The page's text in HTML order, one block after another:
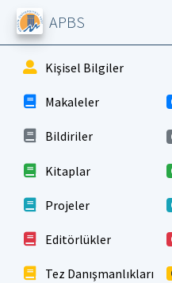
APBS
Kişisel Bilgiler
Makaleler
Bildiriler
Kitaplar
Projeler
Editörlükler
Tez Danışmanlıkları